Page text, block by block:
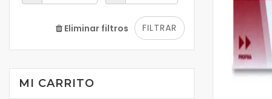
FILTRAR
Eliminar filtros
MI CARRITO